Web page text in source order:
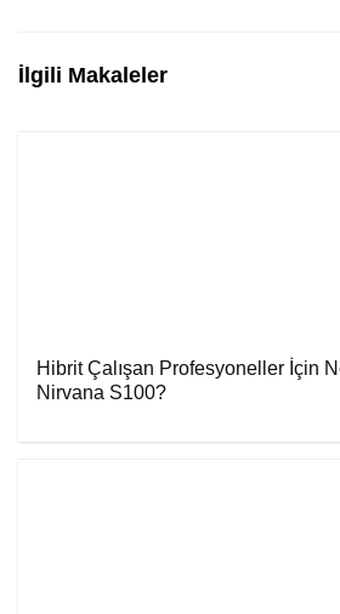
İlgili Makaleler
Hibrit Çalışan Profesyoneller İçin
Nirvana S100?